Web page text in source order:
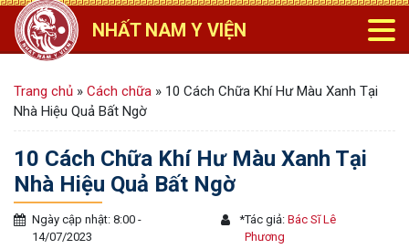
NHẤT NAM Y VIỆN
Trang chủ » Cách chữa » 10 Cách Chữa Khí Hư Màu Xanh Tại
Nhà Hiệu Quả Bất Ngờ
10 Cách Chữa Khí Hư Màu Xanh Tại
Nhà Hiệu Quả Bất Ngờ
Ngày cập nhật: 8:00 -
14/07/2023
*Tác giả:Bác Sĩ Lê
Phương